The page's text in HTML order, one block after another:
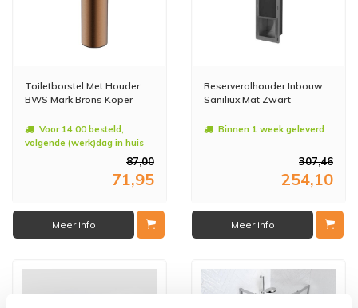
Toiletborstel Met Houder
BWS Mark Brons Koper
Voor 14:00 besteld,
volgende (werk)dag in huis
87,00
71,95
Meer info
Reserverolhouder Inbouw
Saniliux Mat Zwart
Binnen 1 week geleverd
307,46
254,10
Meer info